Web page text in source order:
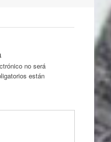
no será
están